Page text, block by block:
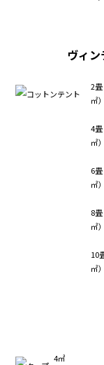
ヴィン
2
㎡）
4
㎡）
6
㎡）
8
㎡）
10
㎡）
4㎡